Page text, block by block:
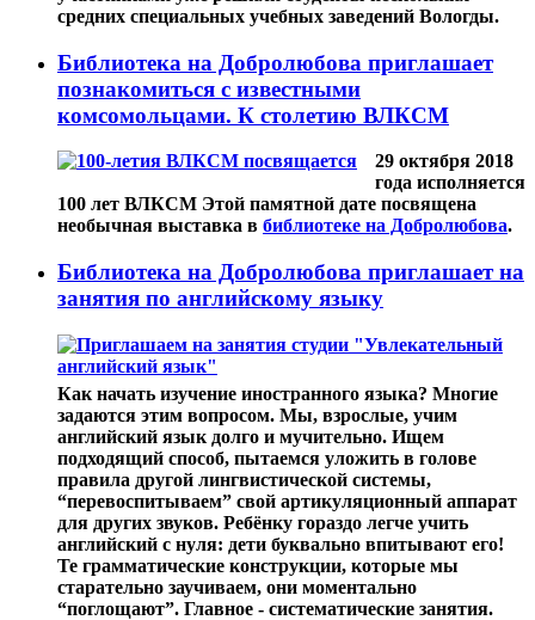
средних специальных учебных заведений Вологды.
Библиотека на Добролюбова приглашает
познакомиться с известными
комсомольцами. К столетию ВЛКСМ
29 октября 2018
года исполняется
100 лет ВЛКСМ Этой памятной дате посвящена
необычная выставка в библиотеке на Добролюбова.
Библиотека на Добролюбова приглашает на
занятия по английскому языку
Как начать изучение иностранного языка? Многие
задаются этим вопросом. Мы, взрослые, учим
английский язык долго и мучительно. Ищем
подходящий способ, пытаемся уложить в голове
правила другой лингвистической системы,
“перевоспитываем” свой артикуляционный аппарат
для других звуков. Ребёнку гораздо легче учить
английский с нуля: дети буквально впитывают его!
Те грамматические конструкции, которые мы
старательно заучиваем, они моментально
“поглощают”. Главное - систематические занятия.